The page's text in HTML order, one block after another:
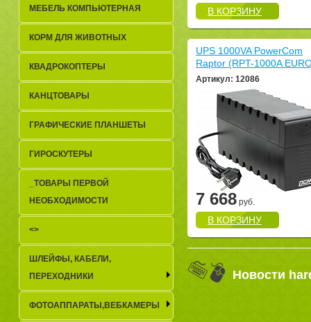
В КОРЗИНУ
UPS 1000VA PowerCom
Raptor (RPT-1000A
Артикул: 12086
7 668 руб.
В КОРЗИНУ
Новости
МЕБЕЛЬ КОМПЬЮТЕРНАЯ
КОРМ ДЛЯ ЖИВОТНЫХ
КВАДРОКОПТЕРЫ
КАНЦТОВАРЫ
ГРАФИЧЕСКИЕ ПЛАНШЕТЫ
ГИРОСКУТЕРЫ
_TОВАРЫ ПЕРВОЙ
НЕОБХОДИМОСТИ
<>
ШЛЕЙФЫ, КАБЕЛИ,
ПЕРЕХОДНИКИ
ФОТОАППАРАТЫ,ВЕБКАМЕРЫ